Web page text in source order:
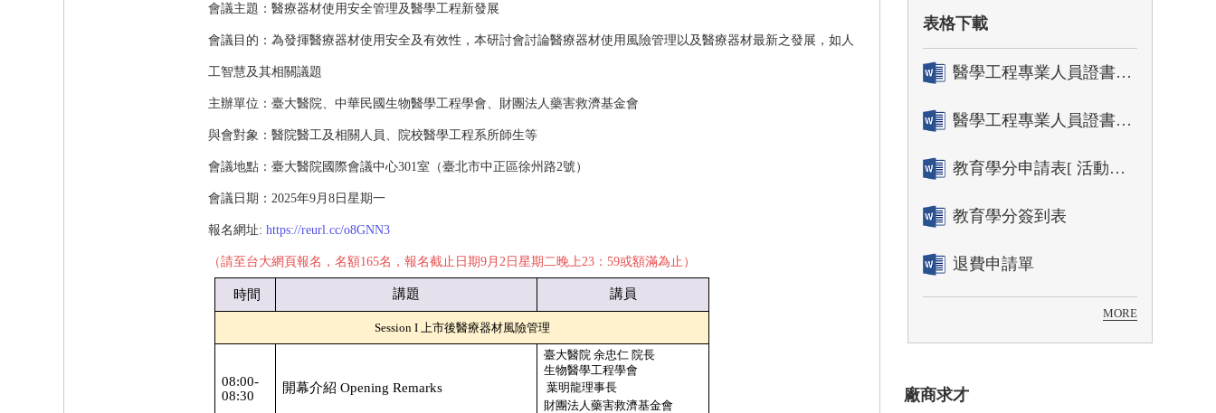
會議主題：醫療器材使用安全管理及醫學工程新發展
會議目的：為發揮醫療器材使用安全及有效性，本研討會討論醫療器材使用風險管理以及醫療器材最新之發展，如人
工智慧及其相關議題
主辦單位：臺大醫院、中華民國生物醫學工程學會、財團法人藥害救濟基金會
與會對象：醫院醫工及相關人員、院校醫學工程系所師生等
會議地點：臺大醫院國際會議中心301室（臺北市中正區徐州路2號）
會議日期：2025年9月8日星期一
報名網址: https://reurl.cc/o8GNN3
（請至台大網頁報名， 名額165名，報名截止日期9月 2 日星期二晚上 23： 59或額滿為止 ）
時間 講題 講員
Session I 上市後醫療器材風險管理
08:00-
08:30
開幕介紹 Opening Remarks
臺大醫院 余忠仁 院長
生物醫學工程學會
葉明龍理事長
財團法人藥害救濟基金會
表格下載
醫學工程專業人員證書「轉換」申請表
醫學工程專業人員證書「換發」申請表
教育學分申請表[ 活動辦理單位用]
教育學分簽到表
退費申請單
MORE
廠商求才